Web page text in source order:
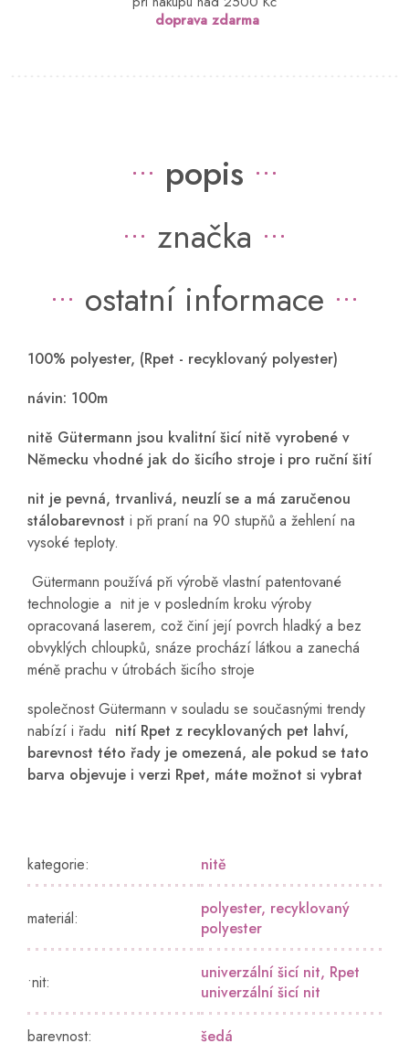
doprava zdarma
popis
značka
ostatní informace
100% polyester, (Rpet - recyklovaný polyester)
návin: 100m
nitě Gütermann jsou kvalitní šicí nitě vyrobené v
Německu vhodné jak do šicího stroje i pro ruční šití
nit je pevná, trvanlivá, neuzlí se a má zaručenou
stálobarevnost i při praní na 90 stupňů a žehlení na
vysoké teploty.
Gütermann používá při výrobě vlastní patentované
technologie a nit je v posledním kroku výroby
opracovaná laserem, což činí její povrch hladký a bez
obvyklých chloupků, snáze prochází látkou a zanechá
méně prachu v útrobách šicího stroje
společnost Gütermann v souladu se současnými trendy
nabízí i řadu nití Rpet z recyklovaných pet lahví,
barevnost této řady je omezená, ale pokud se tato
barva objevuje i verzi Rpet, máte možnot si vybrat
kategorie: nitě
materiál: polyester, recyklovaný
polyester
•nit: univerzální šicí nit, Rpet
univerzální šicí nit
barevnost: šedá